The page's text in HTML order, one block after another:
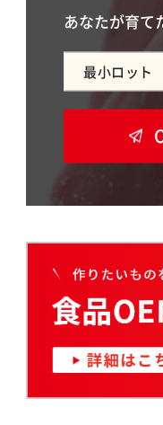
あなたが育て
最小ロット